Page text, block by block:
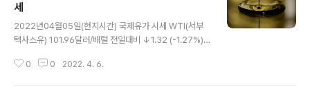
세
2022년04월05일(현지시간) 국제유가 시세 WTI(서부
텍사스유) 101.96달러/배럴 전일대비 ↓1.32 (-1.27%)
럴 전일대비 ↓0.89 (-0.83%) ICE 기준
0 0 2022. 4. 6.